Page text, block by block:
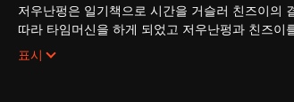
저우난펑은 일기책으로 시간을 거슬러 친즈이의
따라 타임머신을 하게 되었고 저우난펑과 친즈
진실을 알게 되었다. 친즈이가 일기책으로 다시
시공간의 이야기, 도대체 진실은 무엇일까?
표시